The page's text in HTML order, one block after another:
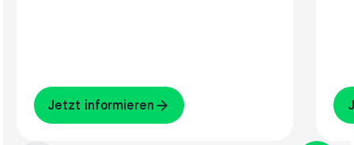
Jetzt informieren
Jetzt informieren